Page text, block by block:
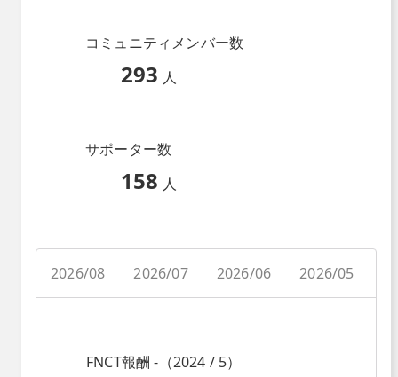
コミュニティメンバー数
293 人
サポーター数
158 人
2026/08 2026/07 2026/06 2026/05
FNCT報酬 -（2024 / 5）